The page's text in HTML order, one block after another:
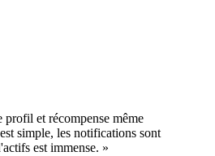
profil et récompense même
simple, les notifications sont
est immense. »